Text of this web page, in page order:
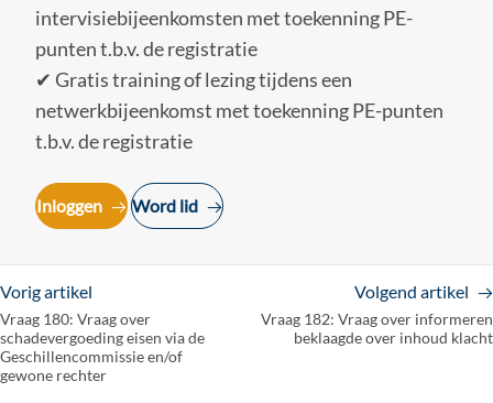
intervisiebijeenkomsten met toekenning PE-
punten t.b.v. de registratie
✔ Gratis training of lezing tijdens een
netwerkbijeenkomst met toekenning PE-punten
t.b.v. de registratie
Inloggen Word lid
Vorig artikel
Vraag 180: Vraag over
schadevergoeding eisen via de
Geschillencommissie en/of
gewone rechter
Volgend artikel
Vraag 182: Vraag over informeren
beklaagde over inhoud klacht